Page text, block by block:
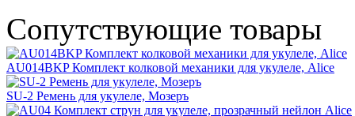
Сопутствующие товары
AU014BKP Комплект колковой механики для укулеле, Alice
SU-2 Ремень для укулеле, Мозеръ